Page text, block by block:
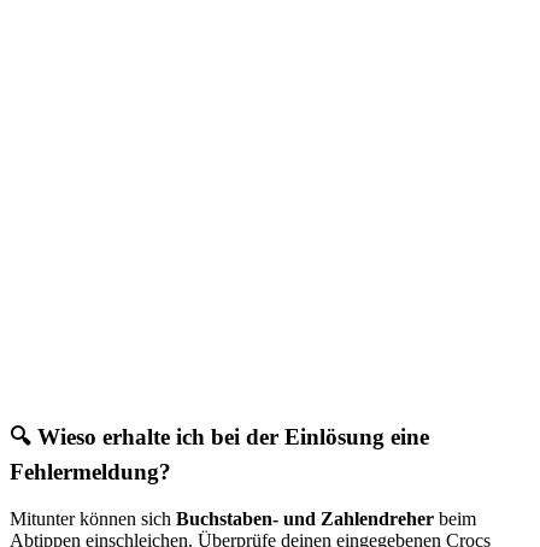
🔍 Wieso erhalte ich bei der Einlösung eine
Fehlermeldung?
Mitunter können sich Buchstaben- und Zahlendreher beim
Abtippen einschleichen. Überprüfe deinen eingegebenen Crocs